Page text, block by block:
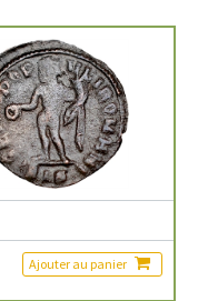
Ajouter au panier